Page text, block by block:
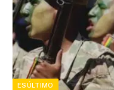
ESÚLTIMO